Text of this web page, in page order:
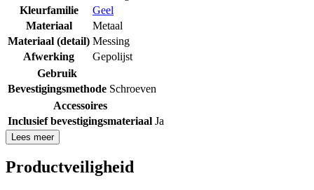
Kleurfamilie
Geel
Materiaal
Metaal
Materiaal (detail) Messing
Afwerking
Gepolijst
Gebruik
Bevestigingsmethode Schroeven
Accessoires
Inclusief bevestigingsmateriaal Ja
Lees meer
Productveiligheid